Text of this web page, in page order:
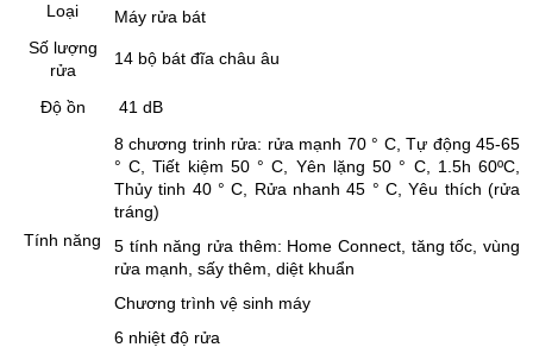
Loại
Máy rửa bát
Số lượng
rửa
14 bộ bát đĩa châu âu
Độ ồn 41 dB
Tính năng
8 chương trinh rửa: rửa mạnh 70 ° C, Tự động 45-65
° C, Tiết kiệm 50 ° C, Yên lặng 50 ° C, 1.5h 60ºC,
Thủy tinh 40 ° C, Rửa nhanh 45 ° C, Yêu thích (rửa
tráng)
5 tính năng rửa thêm: Home Connect, tăng tốc, vùng
rửa mạnh, sấy thêm, diệt khuẩn
Chương trình vệ sinh máy
6 nhiệt độ rửa